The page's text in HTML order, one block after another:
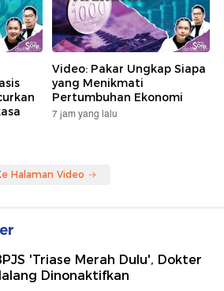
Video: Pakar Ungkap Siapa
yang Menikmati
Pertumbuhan Ekonomi
7 jam yang lalu
Halaman Video
'Triase Merah Dulu', Dokter
Dinonaktifkan